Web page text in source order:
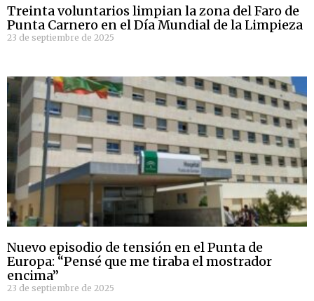
Treinta voluntarios limpian la zona del Faro de
Punta Carnero en el Día Mundial de la Limpieza
23 de septiembre de 2025
Nuevo episodio de tensión en el Punta de
Europa: “Pensé que me tiraba el mostrador
encima”
23 de septiembre de 2025